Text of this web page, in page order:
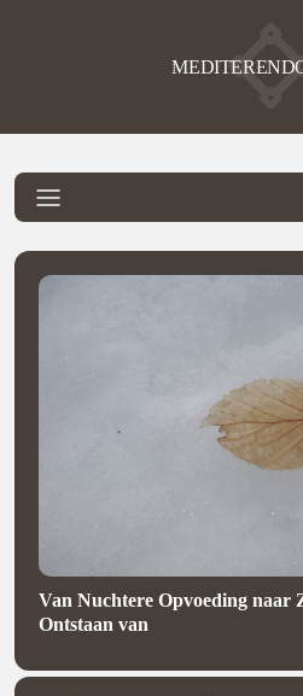
Van Nuchtere Opvoeding naar
Ontstaan van